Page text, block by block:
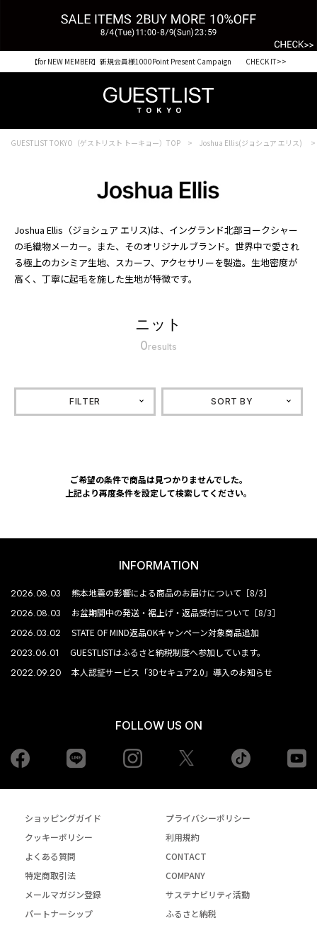
【for NEW MEMBER】新規会員様1000Point Present Campaign CHECK IT>>
GUESTLIST TOKYO（ゲストリスト トーキョー）TOP Joshua Ellis(ジョシュア エリス)
Joshua Ellis（ジョシュア エリス)は、イングランド北部ヨークシャー
の毛織物メーカー。また、そのオリジナルブランド。世界中で愛され
る極上のカシミア生地、スカーフ、アクセサリーを製造。生地密度が
高く、丁寧に起毛を施した生地が特徴です。
ニット
0results
FILTER SORT BY
ご希望の条件で商品は見つかりませんでした。
上記より再度条件を設定して検索してください。
INFORMATION
2026.08.03 熊本地震の影響による商品のお届けについて［8/3］
2026.08.03 お盆期間中の発送・裾上げ・返品受付について［8/3］
2026.03.02 STATE OF MIND返品OKキャンペーン対象商品追加
2023.06.01 GUESTLISTはふるさと納税制度へ参加しています。
2022.09.20 本人認証サービス「3Dセキュア2.0」導入のお知らせ
FOLLOW US ON
Facebook Instagram tiktok
ショッピングガイド
プライバシーポリシー
クッキーポリシー
利用規約
よくある質問
CONTACT
特定商取引法
COMPANY
メールマガジン登録
サステナビリティ活動
パートナーシップ
ふるさと納税